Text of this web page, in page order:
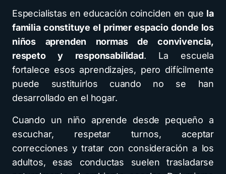
Especialistas en educación coinciden en que la
familia constituye el primer espacio donde los
niños aprenden normas de convivencia,
respeto y responsabilidad. La escuela
fortalece esos aprendizajes, pero difícilmente
puede sustituirlos cuando no se han
desarrollado en el hogar.
Cuando un niño aprende desde pequeño a
escuchar, respetar turnos, aceptar
correcciones y tratar con consideración a los
adultos, esas conductas suelen trasladarse